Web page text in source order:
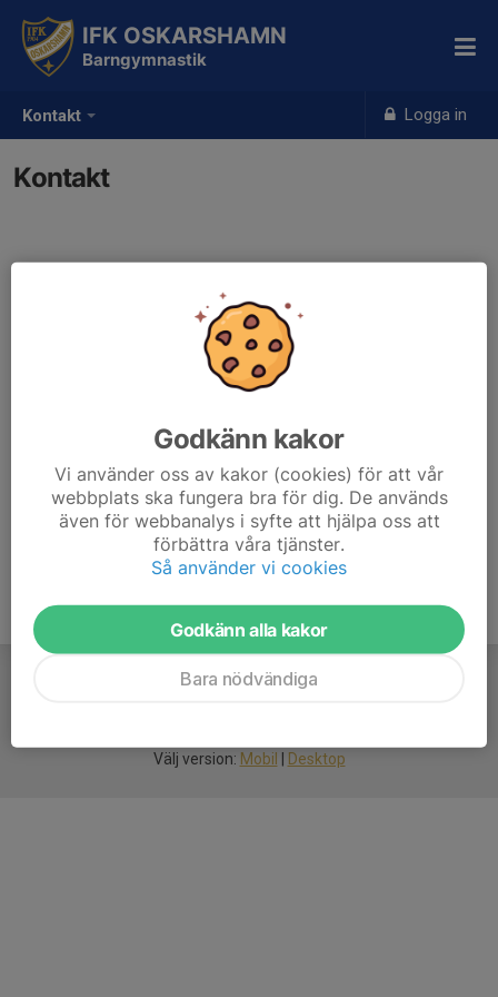
Kontakt Logga in
IFK OSKARSHAMN
Barngymnastik
Kontakt
Frans Ebbeling
ebbelingsson@gmail.com
Välj version: Mobil Desktop
Godkänn kakor
Vi använder oss av kakor (cookies) för att vår
webbplats ska fungera bra för dig. De används
även för webbanalys i syfte att hjälpa oss att
förbättra våra tjänster.
Så använder vi cookies
Godkänn alla kakor
Bara nödvändiga